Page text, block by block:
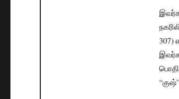
307)
பொதி